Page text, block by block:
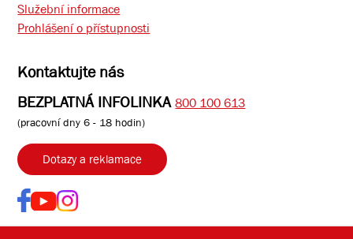
Služební informace
Prohlášení o přístupnosti
Kontaktujte nás
BEZPLATNÁ INFOLINKA 800 100 613
(pracovní dny 6 - 18 hodin)
Dotazy a reklamace